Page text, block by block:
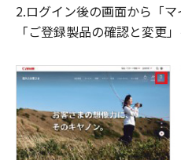
2.ログイン後の画面から「マ
「ご登録製品の確認と変更